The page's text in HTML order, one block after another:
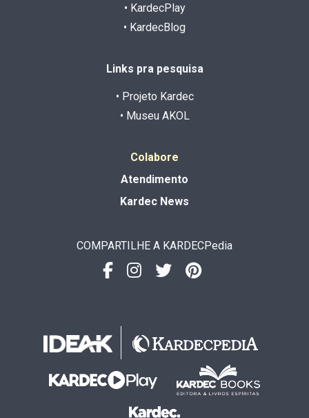
• KardecPlay
• KardecBlog
Links pra pesquisa
• Projeto Kardec
• Museu AKOL
Colabore
Atendimento
Kardec News
COMPARTILHE A KARDECPedia